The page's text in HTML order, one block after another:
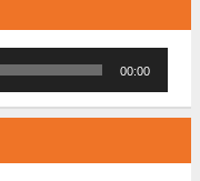
00:00